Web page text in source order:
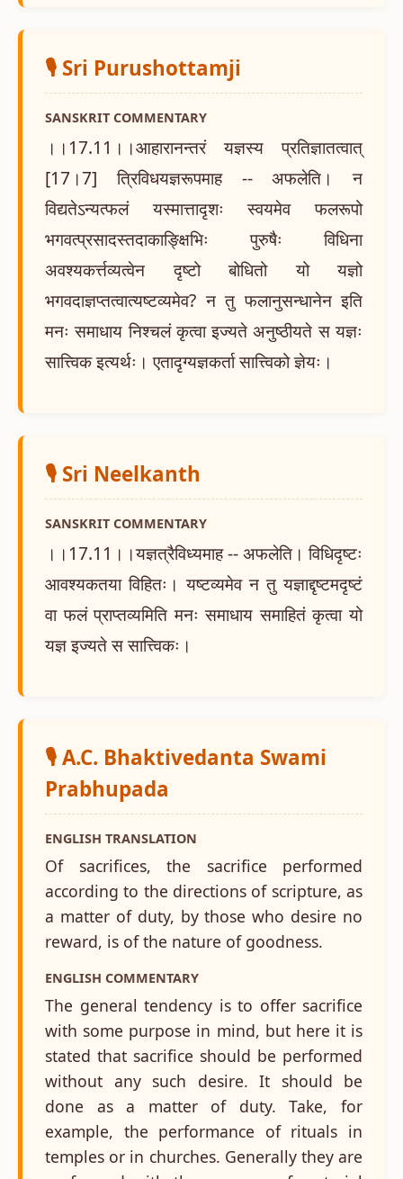
🎙️ Sri Purushottamji
SANSKRIT COMMENTARY
।।17.11।।आहारानन्तरं यज्ञस्य प्रतिज्ञातत्वात्
[17।7] त्रिविधयज्ञरूपमाह -- अफलेति। न
विद्यतेऽन्यत्फलं यस्मात्तादृशः स्वयमेव फलरूपो
भगवत्प्रसादस्तदाकाङ्क्षिभिः पुरुषैः विधिना
अवश्यकर्त्तव्यत्वेन दृष्टो बोधितो यो यज्ञो
भगवदाज्ञप्तत्वात्यष्टव्यमेव? न तु फलानुसन्धानेन इति
मनः समाधाय निश्चलं कृत्वा इज्यते अनुष्ठीयते स यज्ञः
सात्त्विक इत्यर्थः। एतादृग्यज्ञकर्ता सात्त्विको ज्ञेयः।
🎙️ Sri Neelkanth
SANSKRIT COMMENTARY
।।17.11।।यज्ञत्रैविध्यमाह -- अफलेति। विधिदृष्टः
आवश्यकतया विहितः। यष्टव्यमेव न तु यज्ञाद्दृष्टमदृष्टं
वा फलं प्राप्तव्यमिति मनः समाधाय समाहितं कृत्वा यो
यज्ञ इज्यते स सात्त्विकः।
🎙️ A.C. Bhaktivedanta Swami
Prabhupada
ENGLISH TRANSLATION
Of sacrifices, the sacrifice performed
according to the directions of scripture, as
a matter of duty, by those who desire no
reward, is of the nature of goodness.
ENGLISH COMMENTARY
The general tendency is to offer sacrifice
with some purpose in mind, but here it is
stated that sacrifice should be performed
without any such desire. It should be
done as a matter of duty. Take, for
example, the performance of rituals in
temples or in churches. Generally they are